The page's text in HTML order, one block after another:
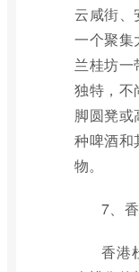
云咸街、
一个聚集
兰桂坊
独特，不
脚圆凳
种啤酒和
物。
7、
香港